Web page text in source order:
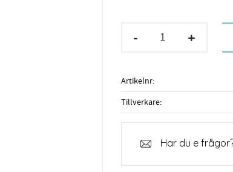
+
-
Artikelnr
Tillverkare
Har du e